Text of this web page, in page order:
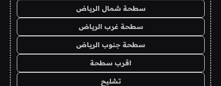
سطحة شمال الرياض
سطحة غرب الرياض
سطحة جنوب الرياض
اقرب سطحة
تشليح